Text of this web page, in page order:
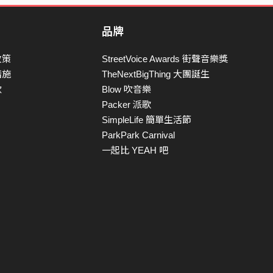
策
施
品牌
StreetVoice Awards 街聲音樂獎
TheNextBigThing 大團誕生
Blow 吹音樂
Packer 派歌
SimpleLife 簡單生活節
ParkPark Carnival
一起比 YEAH 吧